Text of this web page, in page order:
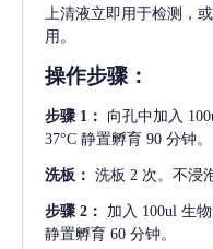
上清液立即用于检测，
用。
操作步骤：
步骤 1： 向孔中加入
37°C 静置孵育 90 分钟。
洗板： 洗板 2 次。不浸
步骤 2： 加入 100ul 生
静置孵育 60 分钟。